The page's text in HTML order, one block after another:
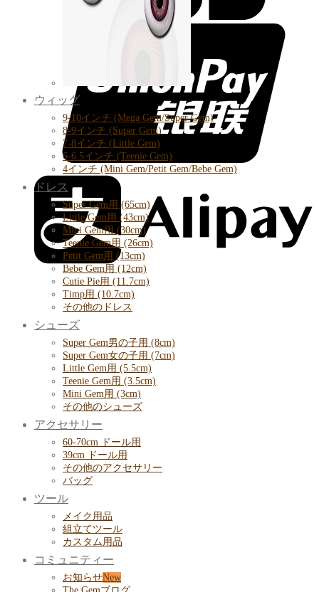
ウィッグ
9-10インチ (Mega Gem/Super Gem)
8-9インチ (Super Gem)
7-8インチ (Little Gem)
6-6.5インチ (Teenie Gem)
4インチ (Mini Gem/Petit Gem/Bebe Gem)
ドレス
Super Gem用 (65cm)
Little Gem用 (43cm)
Mini Gem用 (30cm)
Teenie Gem用 (26cm)
Petit Gem用 (13cm)
Bebe Gem用 (12cm)
Cutie Pie用 (11.7cm)
Timp用 (10.7cm)
その他のドレス
シューズ
Super Gem男の子用 (8cm)
Super Gem女の子用 (7cm)
Little Gem用 (5.5cm)
Teenie Gem用 (3.5cm)
Mini Gem用 (3cm)
その他のシューズ
アクセサリー
60-70cm ドール用
39cm ドール用
その他のアクセサリー
バッグ
ツール
メイク用品
組立てツール
カスタム用品
コミュニティー
お知らせ